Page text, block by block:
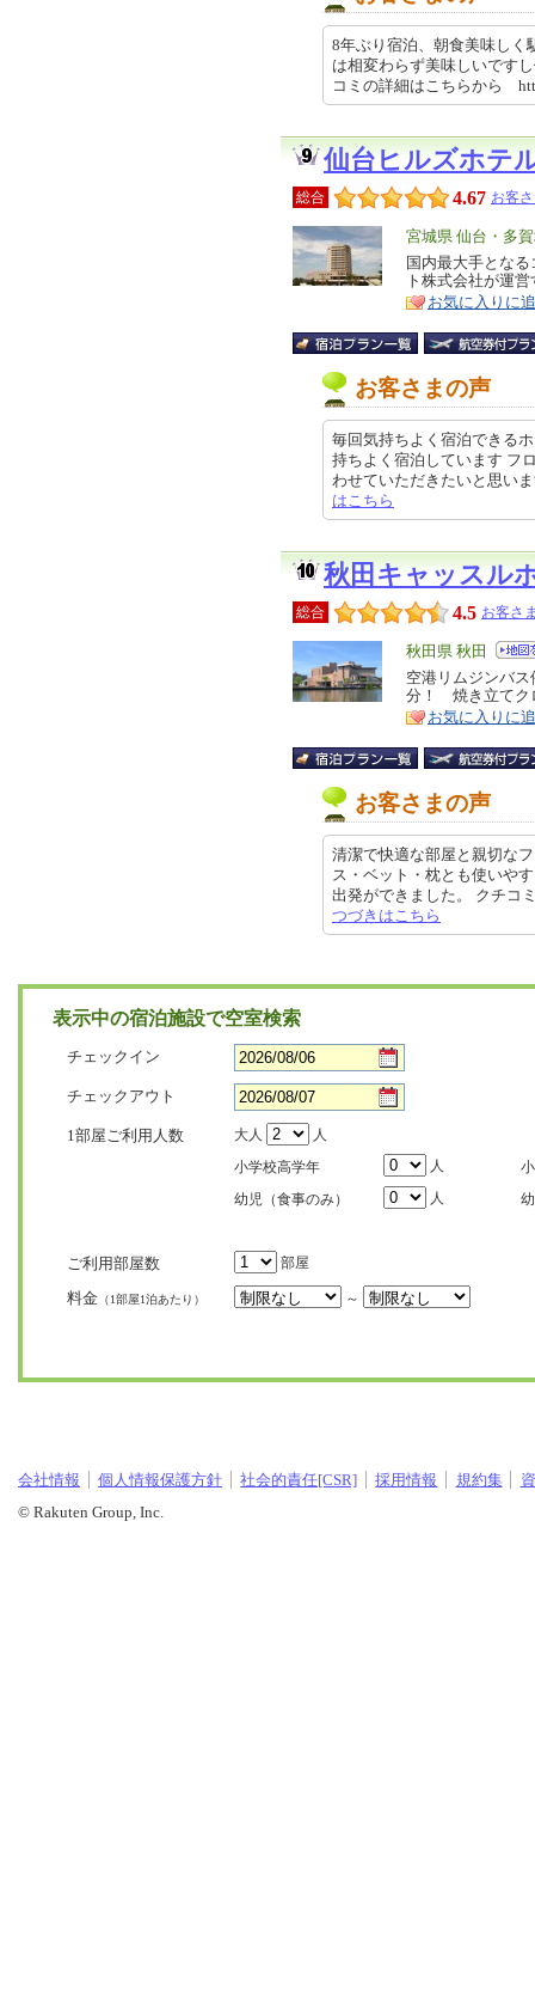
8年ぶり宿泊、朝食美味しく
は相変わらず美味しいです
コミの詳細はこちらから
仙台ヒルズホテ
総合 4.67 お客
エ
リ
ア
宮城県 仙台・多
特
徴
国内最大手とな
ト株式会社が運
お気に入りに
お客さまの声
毎回気持ちよく宿泊できる
持ちよく宿泊しています フ
わせていただきたいと思い
はこちら
秋田キャッスル
総合 4.5 お客さ
エ
リ
ア
秋田県 秋田
特
徴
空港リムジンバ
分！ 焼き立てク
お気に入りに
お客さまの声
清潔で快適な部屋と親切な
ス・ベット・枕とも使いや
出発ができました。 クチ
つづきはこちら
表示中の宿泊施設で空室検索
チェックイン
チェックアウト
1部屋ご利用人数 大人
人
小学校高学年
人
幼児（食事のみ）
人
ご利用部屋数 部屋
料金 （1部屋1泊あたり） ～
会社情報 個人情報保護方針 社会的責任[CSR] 採用情報 規約集
© Rakuten Group, Inc.